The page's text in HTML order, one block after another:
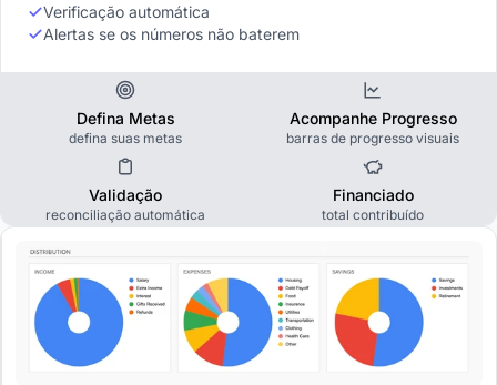
Verificação automática
Alertas se os números não baterem
Defina Metas
defina suas metas
Acompanhe Progresso
barras de progresso visuais
Validação
reconciliação automática
Financiado
total contribuído